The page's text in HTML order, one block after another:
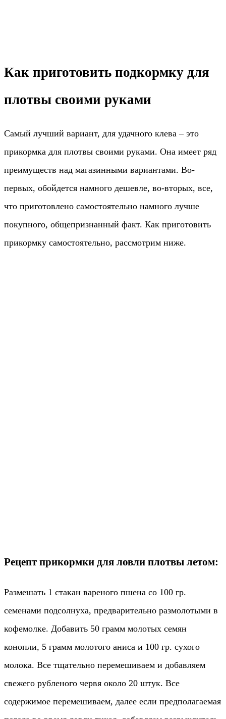
Как приготовить подкормку для
плотвы своими руками
Самый лучший вариант, для удачного клева – это
прикормка для плотвы своими руками. Она имеет ряд
преимуществ над магазинными вариантами. Во-
первых, обойдется намного дешевле, во-вторых, все,
что приготовлено самостоятельно намного лучше
покупного, общепризнанный факт. Как приготовить
прикормку самостоятельно, рассмотрим ниже.
Рецепт прикормки для ловли плотвы летом:
Размешать 1 стакан вареного пшена со 100 гр.
семенами подсолнуха, предварительно размолотыми в
кофемолке. Добавить 50 грамм молотых семян
конопли, 5 грамм молотого аниса и 100 гр. сухого
молока. Все тщательно перемешиваем и добавляем
свежего рубленого червя около 20 штук. Все
содержимое перемешиваем, далее если предполагаемая